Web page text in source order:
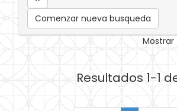
Comenzar nueva busqueda
Mostrar
Resultados 1-1